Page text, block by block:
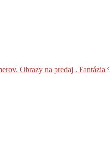
Obrazy na predaj . Fantázia